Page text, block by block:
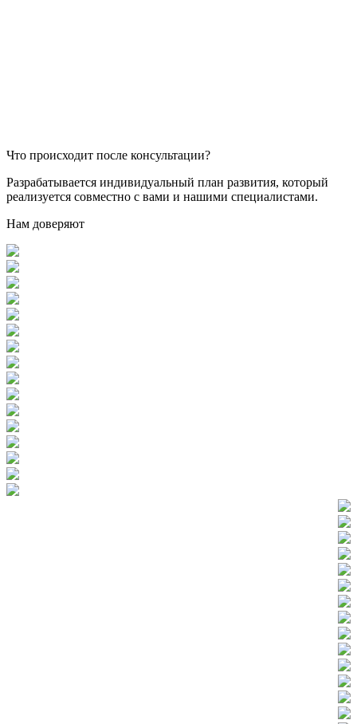
Что происходит после консультации?
Разрабатывается индивидуальный план развития, который
реализуется совместно с вами и нашими специалистами.
Нам доверяют